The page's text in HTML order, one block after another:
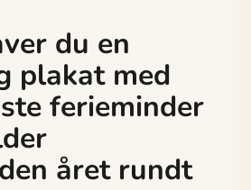
du en
plakat med
ferieminder
året rundt